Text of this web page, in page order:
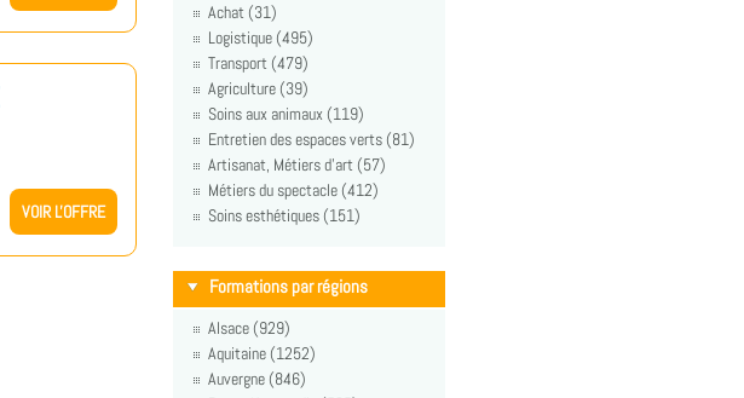
VOIR L'OFFRE
Achat (31)
Logistique (495)
Transport (479)
Agriculture (39)
Soins aux animaux (119)
Entretien des espaces verts (81)
Artisanat, Métiers d'art (57)
Métiers du spectacle (412)
Soins esthétiques (151)
Formations par régions
Alsace (929)
Aquitaine (1252)
Auvergne (846)